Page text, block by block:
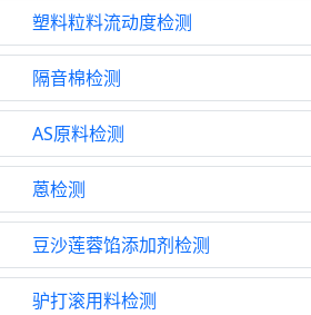
塑料粒料流动度检测
隔音棉检测
AS原料检测
蒽检测
豆沙莲蓉馅添加剂检测
驴打滚用料检测